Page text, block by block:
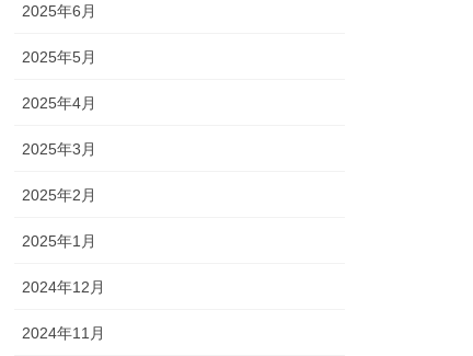
2025年6月
2025年5月
2025年4月
2025年3月
2025年2月
2025年1月
2024年12月
2024年11月